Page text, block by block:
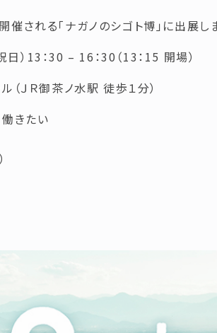
される「ナガノのシゴト博」に出展し
）13：30 – 16：30（13：15 開場）
（ＪＲ御茶ノ水駅 徒歩１分）
働きたい